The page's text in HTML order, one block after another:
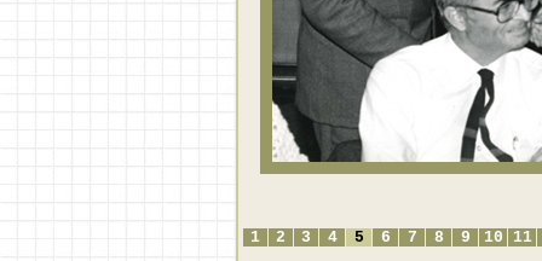
1 2 3 4 5 6 7 8 9 10 11